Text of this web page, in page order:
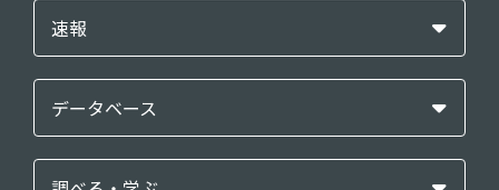
速報
データベース